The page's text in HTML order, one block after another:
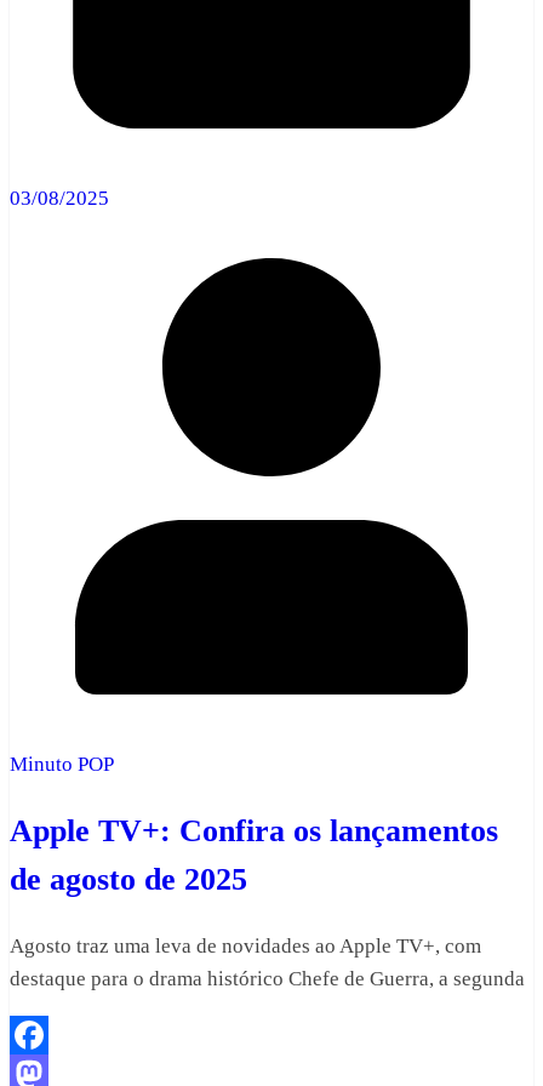
03/08/2025
Minuto POP
Apple TV+: Confira os lançamentos
de agosto de 2025
Agosto traz uma leva de novidades ao Apple TV+, com
destaque para o drama histórico Chefe de Guerra, a segunda
Facebook